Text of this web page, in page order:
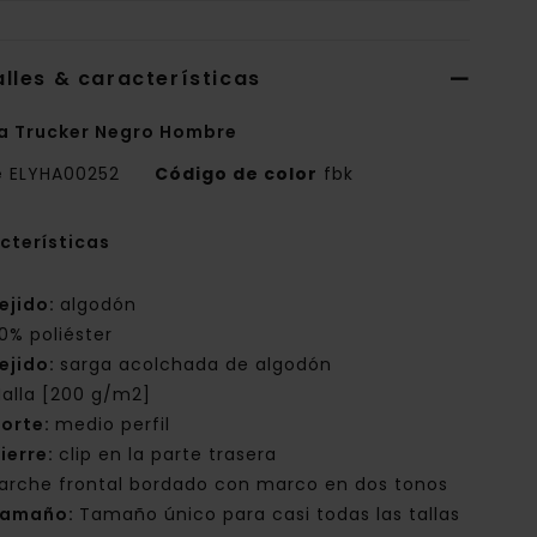
& características
Trucker Negro Hombre
ELYHA00252 Código de color fbk
algodón
poliéster
sarga acolchada de algodón
[200 g/m2]
medio perfil
clip en la parte trasera
frontal bordado con marco en dos tonos
Tamaño único para casi todas las tallas